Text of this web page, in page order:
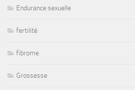
Endurance sexuelle
fertilité
fibrome
Grossesse